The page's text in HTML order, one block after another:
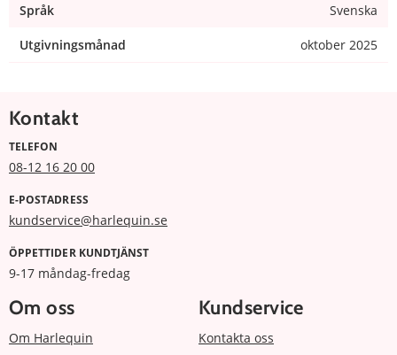
Språk Svenska
Utgivningsmånad oktober 2025
Kontakt
TELEFON
08-12 16 20 00
E-POSTADRESS
kundservice@harlequin.se
ÖPPETTIDER KUNDTJÄNST
9-17 måndag-fredag
Om oss
Om Harlequin
Kundservice
Kontakta oss